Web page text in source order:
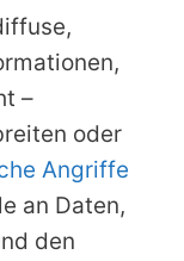
–
oder
Angriffe
an Daten,
den